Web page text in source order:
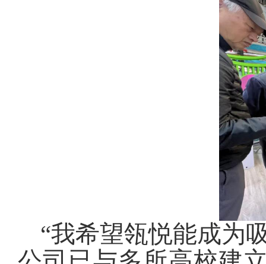
“我希望瓴悦能成为